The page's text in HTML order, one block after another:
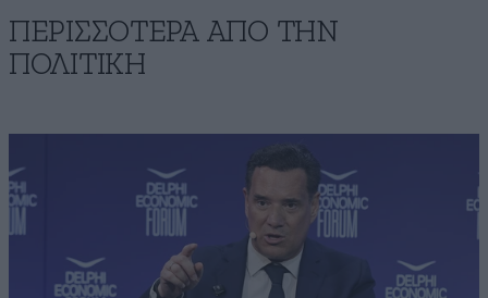
ΠΕΡΙΣΣΟΤΕΡΑ ΑΠΟ ΤΗΝ
ΠΟΛΙΤΙΚΗ